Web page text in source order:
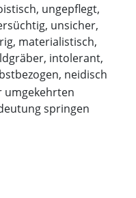
ungepflegt,
unsicher,
materialistisch,
intolerant,
neidisch
umgekehrten
springen